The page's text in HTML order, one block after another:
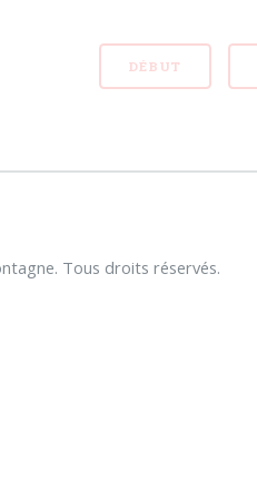
DÉBUT
Tous droits réservés.